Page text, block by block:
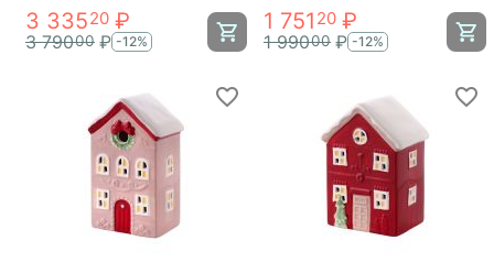
3 33520 ₽
3 79000 ₽ -12%
1 751 20 ₽
1 99000 ₽ -12%